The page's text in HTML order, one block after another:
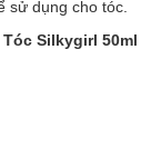
sử dụng cho tóc.
Silkygirl 50ml